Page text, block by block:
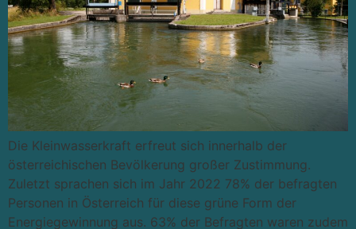
Die Kleinwasserkraft erfreut sich innerhalb der
österreichischen Bevölkerung großer Zustimmung.
Zuletzt sprachen sich im Jahr 2022 78% der befragten
Personen in Österreich für diese grüne Form der
Energiegewinnung aus. 63% der Befragten waren zudem